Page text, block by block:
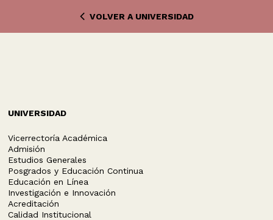
VOLVER A UNIVERSIDAD
UNIVERSIDAD
Vicerrectoría Académica
Admisión
Estudios Generales
Posgrados y Educación Continua
Educación en Línea
Investigación e Innovación
Acreditación
Calidad Institucional